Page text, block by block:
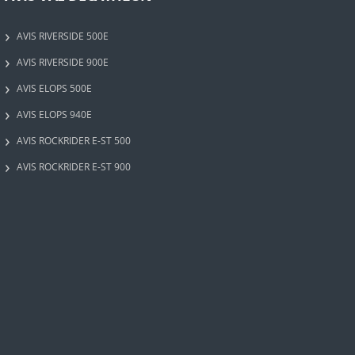
AVIS RIVERSIDE 500E
AVIS RIVERSIDE 900E
AVIS ELOPS 500E
AVIS ELOPS 940E
AVIS ROCKRIDER E-ST 500
AVIS ROCKRIDER E-ST 900